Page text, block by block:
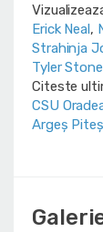
Erick Neal,
Strahinja
Tyler Stone
Citeste
CSU
Argeș